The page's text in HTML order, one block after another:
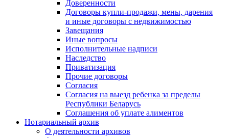
Доверенности
Договоры купли-продажи, мены, дарения
и иные договоры с недвижимостью
Завещания
Иные вопросы
Исполнительные надписи
Наследство
Приватизация
Прочие договоры
Согласия
Согласия на выезд ребенка за пределы
Республики Беларусь
Соглашения об уплате алиментов
Нотариальный архив
О деятельности архивов